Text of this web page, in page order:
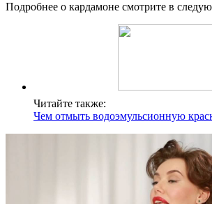
Подробнее о кардамоне смотрите в
Читайте также:
Чем отмыть водоэмульсионную